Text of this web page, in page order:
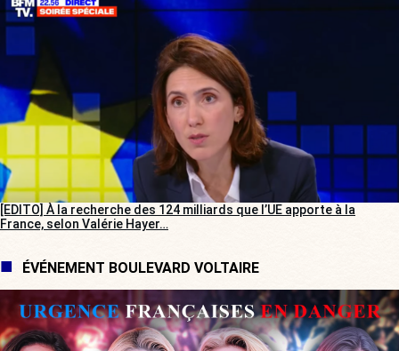
[EDITO] À la recherche des 124 milliards que l’UE apporte à la
France, selon Valérie Hayer…
ÉVÉNEMENT BOULEVARD VOLTAIRE